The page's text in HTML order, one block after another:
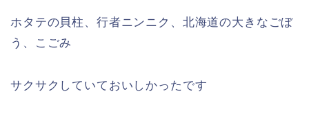
ホタテの貝柱、行者ニンニク、北海道の大きなごぼ
う、こごみ
サクサクしていておいしかったです